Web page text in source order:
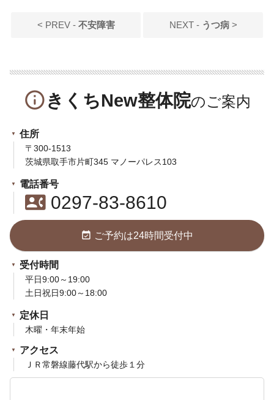
< PREV - 不安障害 NEXT - うつ病>
info_outlineきくちNew整体院
住所
〒300-1513
茨城県取手市片町345 マノーパレス103
電話番号
contact_phone0297-83-8610
event_available ご予約は24時間受付中
受付時間
平日9:00～19:00
土日祝日9:00～18:00
定休日
木曜・年末年始
アクセス
ＪＲ常磐線藤代駅から徒歩１分